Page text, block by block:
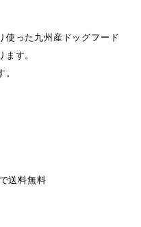
使った九州産ドッグフード
す。
送料無料